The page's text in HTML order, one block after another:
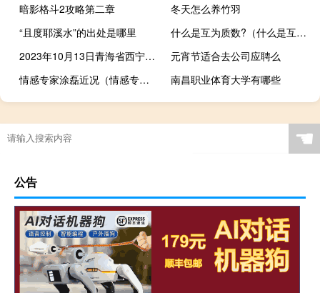
暗影格斗2攻略第二章
冬天怎么养竹羽
“且度耶溪水”的出处是哪里
什么是互为质数?（什么是互为质数）
2023年10月13日青海省西宁市疫情大数据-今日/今天疫情全网搜索最新实时消息动态情况通知播报
元宵节适合去公司应聘么
情感专家涂磊近况（情感专家涂磊）
南昌职业体育大学有哪些
☚
公告